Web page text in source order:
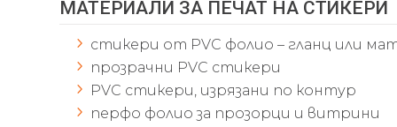
МАТЕРИАЛИ ЗА ПЕЧАТ НА СТИКЕРИ
стикери от PVC фолио – гланц или
прозрачни PVC стикери
PVC стикери, изрязани по контур
перфо фолио за прозорци и витрини